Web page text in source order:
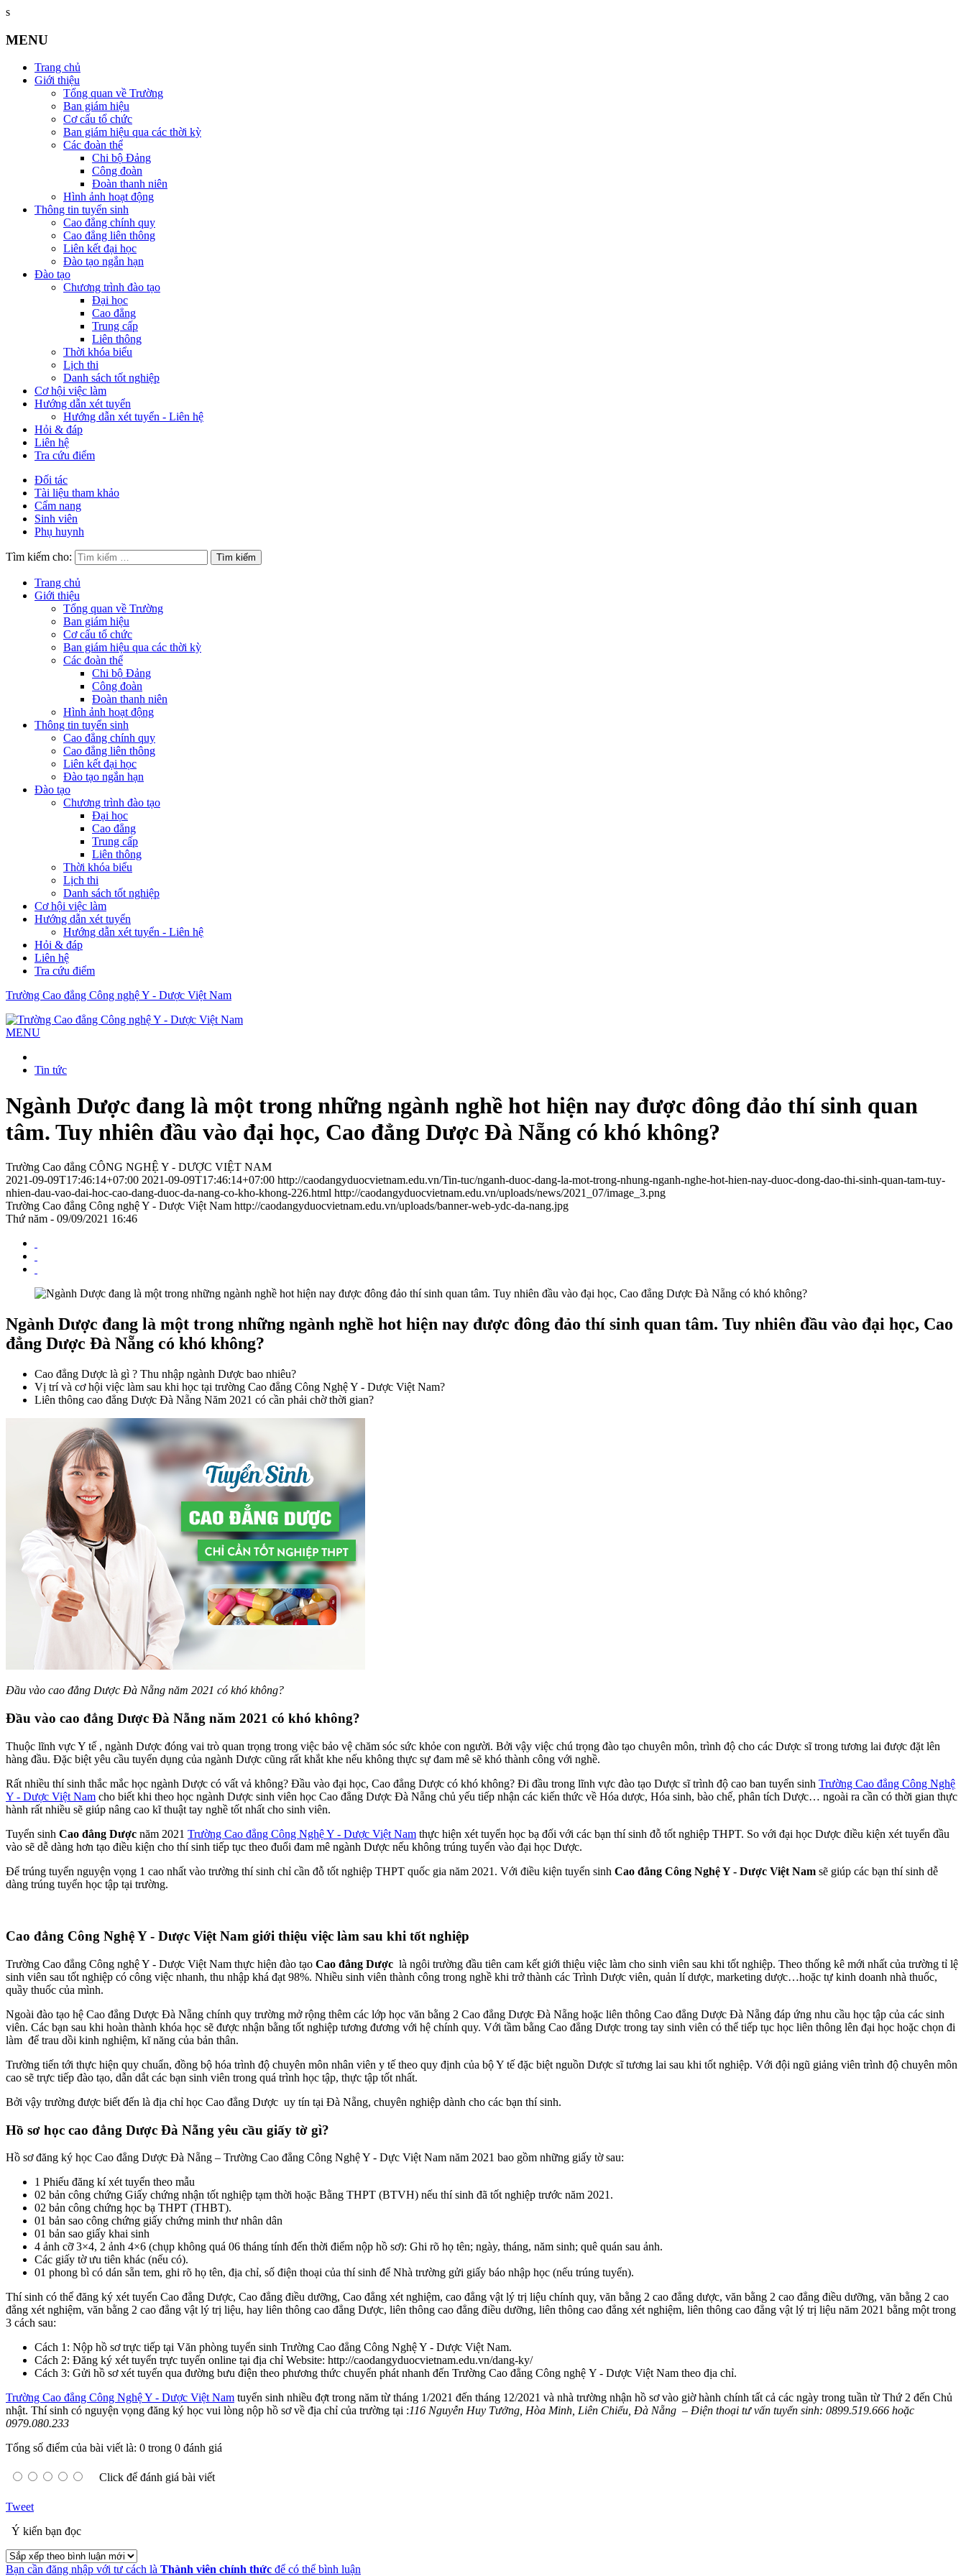
s
MENU
Trang chủ
Giới thiệu
Tổng quan về Trường
Ban giám hiệu
Cơ cấu tổ chức
Ban giám hiệu qua các thời kỳ
Các đoàn thể
Chi bộ Đảng
Công đoàn
Đoàn thanh niên
Hình ảnh hoạt động
Thông tin tuyển sinh
Cao đẳng chính quy
Cao đẳng liên thông
Liên kết đại học
Đào tạo ngắn hạn
Đào tạo
Chương trình đào tạo
Đại học
Cao đẳng
Trung cấp
Liên thông
Thời khóa biểu
Lịch thi
Danh sách tốt nghiệp
Cơ hội việc làm
Hướng dẫn xét tuyển
Hướng dẫn xét tuyển - Liên hệ
Hỏi & đáp
Liên hệ
Tra cứu điểm
Đối tác
Tài liệu tham khảo
Cẩm nang
Sinh viên
Phụ huynh
Tìm kiếm cho:
Trang chủ
Giới thiệu
Tổng quan về Trường
Ban giám hiệu
Cơ cấu tổ chức
Ban giám hiệu qua các thời kỳ
Các đoàn thể
Chi bộ Đảng
Công đoàn
Đoàn thanh niên
Hình ảnh hoạt động
Thông tin tuyển sinh
Cao đẳng chính quy
Cao đẳng liên thông
Liên kết đại học
Đào tạo ngắn hạn
Đào tạo
Chương trình đào tạo
Đại học
Cao đẳng
Trung cấp
Liên thông
Thời khóa biểu
Lịch thi
Danh sách tốt nghiệp
Cơ hội việc làm
Hướng dẫn xét tuyển
Hướng dẫn xét tuyển - Liên hệ
Hỏi & đáp
Liên hệ
Tra cứu điểm
Trường Cao đẳng Công nghệ Y - Dược Việt Nam
MENU
Tin tức
Ngành Dược đang là một trong những ngành nghề hot hiện nay được đông đảo thí sinh quan
tâm. Tuy nhiên đầu vào đại học, Cao đẳng Dược Đà Nẵng có khó không?
Trường Cao đẳng CÔNG NGHỆ Y - DƯỢC VIỆT NAM
2021-09-09T17:46:14+07:00 2021-09-09T17:46:14+07:00 http://caodangyduocvietnam.edu.vn/Tin-tuc/nganh-duoc-dang-la-mot-trong-nhung-nganh-nghe-hot-hien-nay-duoc-dong-dao-thi-sinh-quan-tam-tuy-
nhien-dau-vao-dai-hoc-cao-dang-duoc-da-nang-co-kho-khong-226.html http://caodangyduocvietnam.edu.vn/uploads/news/2021_07/image_3.png
Trường Cao đẳng Công nghệ Y - Dược Việt Nam http://caodangyduocvietnam.edu.vn/uploads/banner-web-ydc-da-nang.jpg
Thứ năm - 09/09/2021 16:46
Ngành Dược đang là một trong những ngành nghề hot hiện nay được đông đảo thí sinh quan tâm. Tuy nhiên đầu vào đại học, Cao
đẳng Dược Đà Nẵng có khó không?
Cao đẳng Dược là gì ? Thu nhập ngành Dược bao nhiêu?
Vị trí và cơ hội việc làm sau khi học tại trường Cao đẳng Công Nghệ Y - Dược Việt Nam?
Liên thông cao đẳng Dược Đà Nẵng Năm 2021 có cần phải chờ thời gian?
Đầu vào cao đẳng Dược Đà Nẵng năm 2021 có khó không?
Đầu vào cao đẳng Dược Đà Nẵng năm 2021 có khó không?
Thuộc lĩnh vực Y tế , ngành Dược đóng vai trò quan trọng trong việc bảo vệ chăm sóc sức khỏe con người. Bởi vậy việc chú trọng đào tạo chuyên môn, trình độ cho các Dược sĩ trong tương lai được đặt lên
hàng đầu. Đặc biệt yêu cầu tuyển dụng của ngành Dược cũng rất khắt khe nếu không thực sự đam mê sẽ khó thành công với nghề.
Rất nhiều thí sinh thắc mắc học ngành Dược có vất vả không? Đầu vào đại học, Cao đẳng Dược có khó không? Đi đầu trong lĩnh vực đào tạo Dược sĩ trình độ cao ban tuyển sinh Trường Cao đẳng Công Nghệ
Y - Dược Việt Nam cho biết khi theo học ngành Dược sinh viên học Cao đẳng Dược Đà Nẵng chủ yếu tiếp nhận các kiến thức về Hóa dược, Hóa sinh, bào chế, phân tích Dược… ngoài ra cần có thời gian thực
hành rất nhiều sẽ giúp nâng cao kĩ thuật tay nghề tốt nhất cho sinh viên.
Tuyển sinh Cao đẳng Dược năm 2021 Trường Cao đẳng Công Nghệ Y - Dược Việt Nam thực hiện xét tuyển học bạ đối với các bạn thí sinh đỗ tốt nghiệp THPT. So với đại học Dược điều kiện xét tuyển đầu
vào sẽ dễ dàng hơn tạo điều kiện cho thí sinh tiếp tục theo đuổi đam mê ngành Dược nếu không trúng tuyển vào đại học Dược.
Để trúng tuyển nguyện vọng 1 cao nhất vào trường thí sinh chỉ cần đỗ tốt nghiệp THPT quốc gia năm 2021. Với điều kiện tuyển sinh Cao đẳng Công Nghệ Y - Dược Việt Nam sẽ giúp các bạn thí sinh dễ
dàng trúng tuyển học tập tại trường.
Cao đẳng Công Nghệ Y - Dược Việt Nam giới thiệu việc làm sau khi tốt nghiệp
Trường Cao đẳng Công nghệ Y - Dược Việt Nam thực hiện đào tạo Cao đẳng Dược là ngôi trường đầu tiên cam kết giới thiệu việc làm cho sinh viên sau khi tốt nghiệp. Theo thống kê mới nhất của trường tỉ lệ
sinh viên sau tốt nghiệp có công việc nhanh, thu nhập khá đạt 98%. Nhiều sinh viên thành công trong nghề khi trở thành các Trình Dược viên, quản lí dược, marketing dược…hoặc tự kinh doanh nhà thuốc,
quầy thuốc của mình.
Ngoài đào tạo hệ Cao đẳng Dược Đà Nẵng chính quy trường mở rộng thêm các lớp học văn bằng 2 Cao đẳng Dược Đà Nẵng hoặc liên thông Cao đẳng Dược Đà Nẵng đáp ứng nhu cầu học tập của các sinh
viên. Các bạn sau khi hoàn thành khóa học sẽ được nhận bằng tốt nghiệp tương đương với hệ chính quy. Với tầm bằng Cao đẳng Dược trong tay sinh viên có thể tiếp tục học liên thông lên đại học hoặc chọn đi
làm để trau dồi kinh nghiệm, kĩ năng của bản thân.
Trường tiến tới thực hiện quy chuẩn, đồng bộ hóa trình độ chuyên môn nhân viên y tế theo quy định của bộ Y tế đặc biệt nguồn Dược sĩ tương lai sau khi tốt nghiệp. Với đội ngũ giảng viên trình độ chuyên môn
cao sẽ trực tiếp đào tạo, dẫn dắt các bạn sinh viên trong quá trình học tập, thực tập tốt nhất.
Bởi vậy trường được biết đến là địa chỉ học Cao đẳng Dược uy tín tại Đà Nẵng, chuyên nghiệp dành cho các bạn thí sinh.
Hồ sơ học cao đẳng Dược Đà Nẵng yêu cầu giấy tờ gì?
Hồ sơ đăng ký học Cao đẳng Dược Đà Nẵng – Trường Cao đẳng Công Nghệ Y - Dực Việt Nam năm 2021 bao gồm những giấy tờ sau:
1 Phiếu đăng kí xét tuyển theo mẫu
02 bản công chứng Giấy chứng nhận tốt nghiệp tạm thời hoặc Bằng THPT (BTVH) nếu thí sinh đã tốt nghiệp trước năm 2021.
02 bản công chứng học bạ THPT (THBT).
01 bản sao công chứng giấy chứng minh thư nhân dân
01 bản sao giấy khai sinh
4 ảnh cỡ 3×4, 2 ảnh 4×6 (chụp không quá 06 tháng tính đến thời điểm nộp hồ sơ): Ghi rõ họ tên; ngày, tháng, năm sinh; quê quán sau ảnh.
Các giấy tờ ưu tiên khác (nếu có).
01 phong bì có dán sẵn tem, ghi rõ họ tên, địa chỉ, số điện thoại của thí sinh để Nhà trường gửi giấy báo nhập học (nếu trúng tuyển).
Thí sinh có thể đăng ký xét tuyển Cao đẳng Dược, Cao đẳng điều dưỡng, Cao đẳng xét nghiệm, cao đẳng vật lý trị liệu chính quy, văn bằng 2 cao đẳng dược, văn bằng 2 cao đẳng điều dưỡng, văn bằng 2 cao
đẳng xét nghiệm, văn bằng 2 cao đẳng vật lý trị liệu, hay liên thông cao đẳng Dược, liên thông cao đẳng điều dưỡng, liên thông cao đẳng xét nghiệm, liên thông cao đẳng vật lý trị liệu năm 2021 bằng một trong
3 cách sau:
Cách 1: Nộp hồ sơ trực tiếp tại Văn phòng tuyển sinh Trường Cao đẳng Công Nghệ Y - Dược Việt Nam.
Cách 2: Đăng ký xét tuyển trực tuyến online tại địa chỉ Website: http://caodangyduocvietnam.edu.vn/dang-ky/
Cách 3: Gửi hồ sơ xét tuyển qua đường bưu điện theo phương thức chuyển phát nhanh đến Trường Cao đẳng Công nghệ Y - Dược Việt Nam theo địa chỉ.
Trường Cao đẳng Công Nghệ Y - Dược Việt Nam tuyển sinh nhiều đợt trong năm từ tháng 1/2021 đến tháng 12/2021 và nhà trường nhận hồ sơ vào giờ hành chính tất cả các ngày trong tuần từ Thứ 2 đến Chủ
nhật. Thí sinh có nguyện vọng đăng ký học vui lòng nộp hồ sơ về địa chỉ của trường tại :116 Nguyễn Huy Tưởng, Hòa Minh, Liên Chiểu, Đà Nẵng – Điện thoại tư vấn tuyển sinh: 0899.519.666 hoặc
0979.080.233
Tổng số điểm của bài viết là: 0 trong 0 đánh giá
Click để đánh giá bài viết
Tweet
Ý kiến bạn đọc
Bạn cần đăng nhập với tư cách là Thành viên chính thức để có thể bình luận